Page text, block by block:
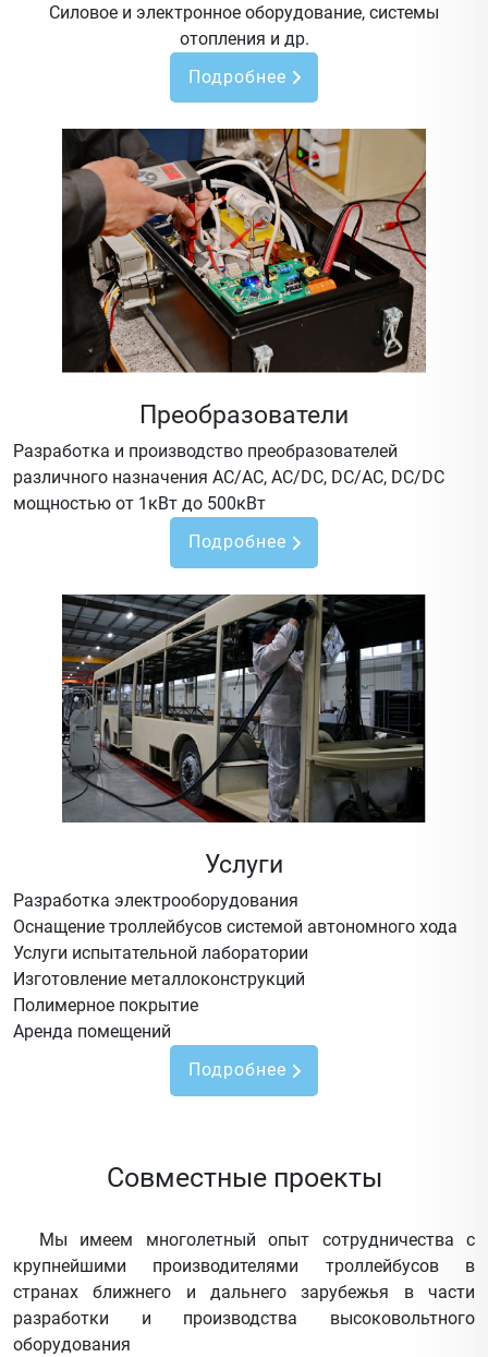
Силовое и электронное оборудование, системы
отопления и др.
Подробнее
Преобразователи
Разработка и производство преобразователей
различного назначения AC/AC, AC/DC, DC/AC, DC/DC
мощностью от 1кВт до 500кВт
Подробнее
Услуги
Разработка электрооборудования
Оснащение троллейбусов системой автономного хода
Услуги испытательной лаборатории
Изготовление металлоконструкций
Полимерное покрытие
Аренда помещений
Подробнее
Совместные проекты
Мы имеем многолетный опыт сотрудничества с
крупнейшими производителями троллейбусов в
странах ближнего и дальнего зарубежья в части
разработки и производства высоковольтного
оборудования